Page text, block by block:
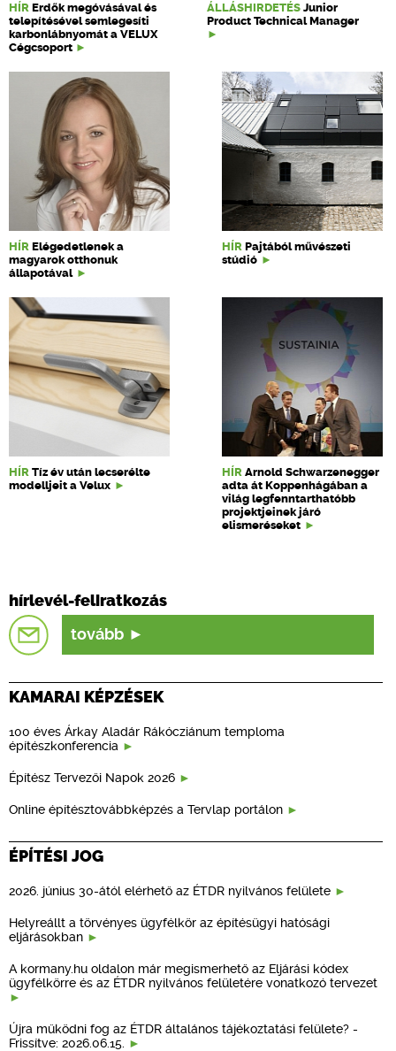
HÍR Erdők megóvásával és
telepítésével semlegesíti
karbonlábnyomát a VELUX
Cégcsoport
ÁLLÁSHIRDETÉS Junior
Product Technical Manager
HÍR Elégedetlenek a
magyarok otthonuk
állapotával
HÍR Pajtából művészeti
stúdió
HÍR Tíz év után lecserélte
modelljeit a Velux
HÍR Arnold Schwarzenegger
adta át Koppenhágában a
világ legfenntarthatóbb
projektjeinek járó
elismeréseket
hírlevél-feliratkozás
tovább
KAMARAI KÉPZÉSEK
100 éves Árkay Aladár Rákócziánum temploma
építészkonferencia
Építész Tervezői Napok 2026
Online építésztovábbképzés a Tervlap portálon
ÉPÍTÉSI JOG
2026. június 30-ától elérhető az ÉTDR nyilvános felülete
Helyreállt a törvényes ügyfélkör az építésügyi hatósági
eljárásokban
A kormany.hu oldalon már megismerhető az Eljárási kódex
ügyfélkörre és az ÉTDR nyilvános felületére vonatkozó tervezet
Újra működni fog az ÉTDR általános tájékoztatási felülete? -
Frissítve: 2026.06.15.